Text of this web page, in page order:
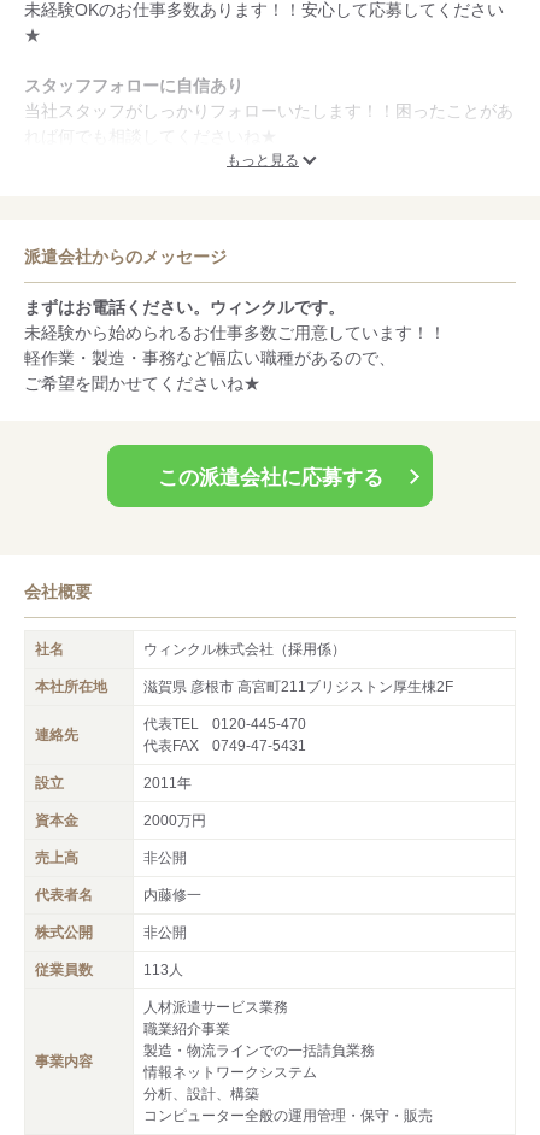
未経験OKのお仕事多数あります！！安心して応募してください
★
スタッフフォローに自信あり
当社スタッフがしっかりフォローいたします！！困ったことがあ
もっと見る
派遣会社からのメッセージ
まずはお電話ください。ウィンクルです。
未経験から始められるお仕事多数ご用意しています！！
軽作業・製造・事務など幅広い職種があるので、
ご希望を聞かせてくださいね★
この派遣会社に応募する
会社概要
社名 ウィンクル株式会社（採用係）
本社所在地 滋賀県 彦根市 高宮町211ブリジストン厚生棟2F
連絡先
代表TEL
0120-445-470
代表FAX
0749-47-5431
設立 2011年
資本金 2000万円
売上高 非公開
代表者名 内藤修一
株式公開 非公開
従業員数 113人
事業内容
人材派遣サービス業務
職業紹介事業
製造・物流ラインでの一括請負業務
情報ネットワークシステム
分析、設計、構築
コンピューター全般の運用管理・保守・販売